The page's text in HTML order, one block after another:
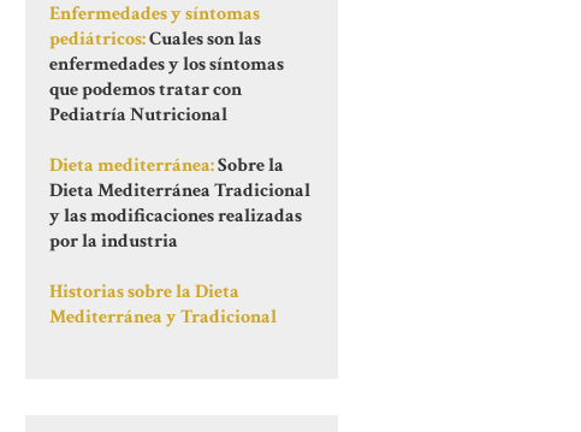
Enfermedades y síntomas
pediátricos:Cuales son las
enfermedades y los síntomas
que podemos tratar con
Pediatría Nutricional
Dieta mediterránea:Sobre la
Dieta Mediterránea Tradicional
y las modificaciones realizadas
por la industria
Historias sobre la Dieta
Mediterránea y Tradicional